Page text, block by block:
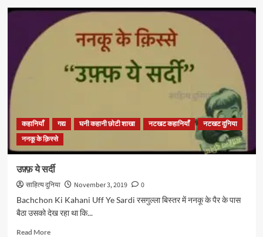
कविता
बाल
दिवस
कहानियाँ गद्य घनी कहानी छोटी शाखा नटखट कहानियाँ
नटखट दुनिया
ननकू के क़िस्से
उफ़्फ़ ये सर्दी
साहित्य दुनिया November 3, 2019
0
Bachchon Ki Kahani Uff Ye Sardi रसगुल्ला बिस्तर में ननकू के पैर के पास
बैठा उसको देख रहा था कि...
Read MoreRead